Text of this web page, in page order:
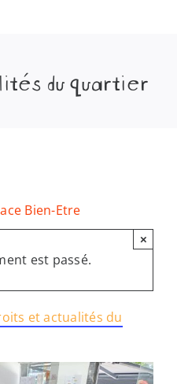
du quartier
Bien-Etre
est passé.
×
et actualités du